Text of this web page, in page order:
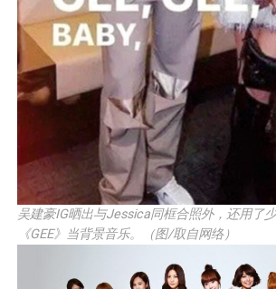
吴建豪IG晒出与Jessica同框合照外，还用了
《GEE》当背景音乐。（图/取自网络）